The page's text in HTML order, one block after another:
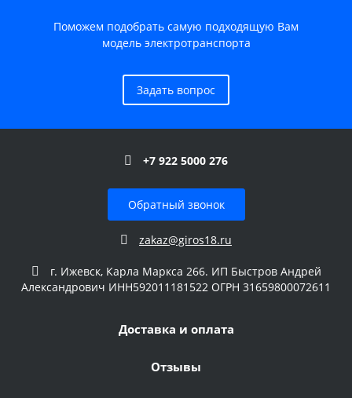
Поможем подобрать самую подходящую Вам
модель электротранспорта
Задать вопрос
+7 922 5000 276
Обратный звонок
zakaz@giros18.ru
г. Ижевск, Карла Маркса 266. ИП Быстров Андрей
Александрович ИНН592011181522 ОГРН 31659800072611
Доставка и оплата
Отзывы